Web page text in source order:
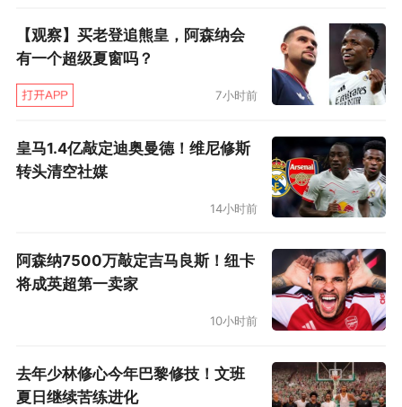
【观察】买老登追熊皇，阿森纳会
有一个超级夏窗吗？
7小时前
皇马1.4亿敲定迪奥曼德！维尼修斯
转头清空社媒
14小时前
阿森纳7500万敲定吉马良斯！纽卡
将成英超第一卖家
10小时前
去年少林修心今年巴黎修技！文班
夏日继续苦练进化